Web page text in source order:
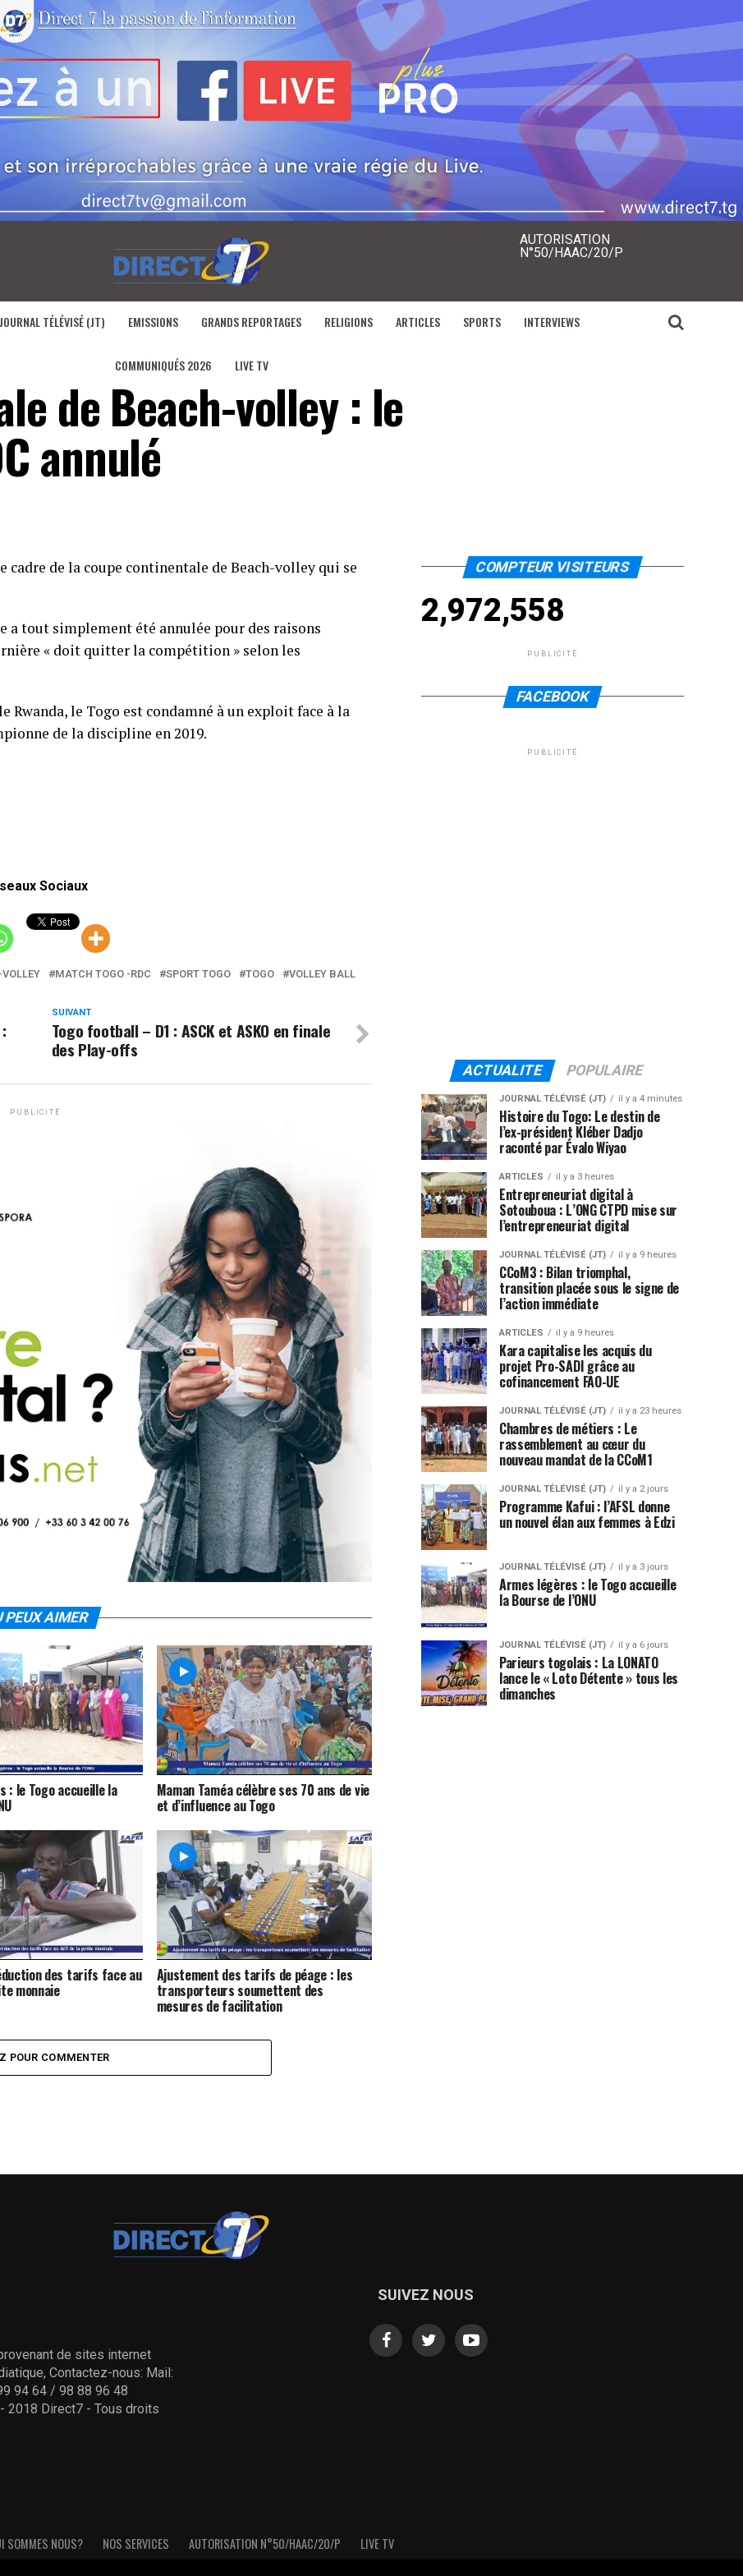
AUTORISATION
N°50/HAAC/20/P
JOURNAL TÉLÉVISÉ (JT) EMISSIONS GRANDS REPORTAGES RELIGIONS ARTICLES SPORTS INTERVIEWS
COMMUNIQUÉS 2026 LIVE TV
de Beach-volley : le
annulé
cadre de la coupe continentale de Beach-volley qui se
a tout simplement été annulée pour des raisons
« doit quitter la compétition » selon les
Rwanda, le Togo est condamné à un exploit face à la
de la discipline en 2019.
Sociaux
MATCH TOGO -RDC SPORT TOGO TOGO VOLLEY BALL
SUIVANT
Togo football – D1 : ASCK et ASKO en finale
des Play-offs
PUBLICITÉ
PEUX AIMER
: le Togo accueille la Maman Taméa célèbre ses 70 ans de vie
et d’influence au Togo
des tarifs face au
monnaie
Ajustement des tarifs de péage : les
transporteurs soumettent des
mesures de facilitation
POUR COMMENTER
COMPTEUR VISITEURS
2,972,558
PUBLICITÉ
FACEBOOK
PUBLICITÉ
ACTUALITE POPULAIRE
JOURNAL TÉLÉVISÉ (JT) il y a 4 minutes
Histoire du Togo: Le destin de
l’ex-président Kléber Dadjo
raconté par Évalo Wiyao
ARTICLES il y a 3 heures
Entrepreneuriat digital à
Sotouboua : L’ONG CTPD mise sur
l’entrepreneuriat digital
JOURNAL TÉLÉVISÉ (JT) il y a 9 heures
CCoM3 : Bilan triomphal,
transition placée sous le signe de
l’action immédiate
ARTICLES il y a 9 heures
Kara capitalise les acquis du
projet Pro-SADI grâce au
cofinancement FAO-UE
JOURNAL TÉLÉVISÉ (JT) il y a 23 heures
Chambres de métiers : Le
rassemblement au cœur du
nouveau mandat de la CCoM1
JOURNAL TÉLÉVISÉ (JT) il y a 2 jours
Programme Kafui : l’AFSL donne
un nouvel élan aux femmes à Edzi
JOURNAL TÉLÉVISÉ (JT) il y a 3 jours
Armes légères : le Togo accueille
la Bourse de l’ONU
JOURNAL TÉLÉVISÉ (JT) il y a 6 jours
Parieurs togolais : La LONATO
lance le « Loto Détente » tous les
dimanches
de sites internet
Contactez-nous: Mail:
94 64 / 98 88 96 48
2018 Direct7 - Tous droits
SUIVEZ NOUS
SOMMES NOUS? NOS SERVICES AUTORISATION N°50/HAAC/20/P LIVE TV